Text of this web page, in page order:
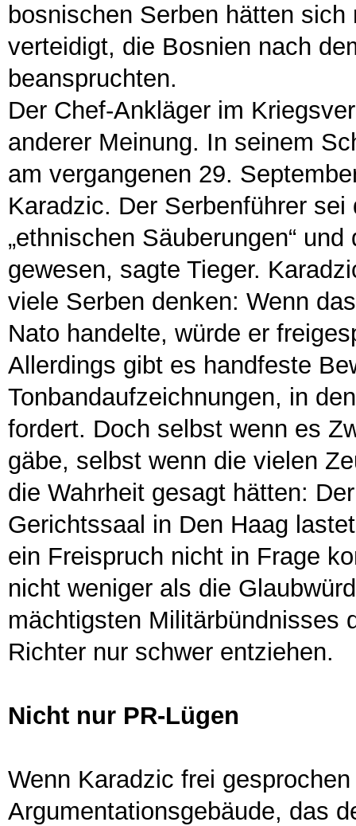
bosnischen Serben hätten
verteidigt, die Bosnien nach
beanspruchten.
Der Chef-Ankläger im
anderer Meinung. In seinem
am vergangenen 29.
Karadzic. Der Serbenführer sei
„ethnischen Säuberungen“
gewesen, sagte Tieger.
viele Serben denken: Wenn
Nato handelte, würde er
Allerdings gibt es handfeste
Tonbandaufzeichnungen, in
fordert. Doch selbst wenn es
gäbe, selbst wenn die vielen
die Wahrheit gesagt hätten:
Gerichtssaal in Den Haag
ein Freispruch nicht in Frage
nicht weniger als die
mächtigsten Militärbündnisses
Richter nur schwer entziehen.
Nicht nur PR-Lügen
Wenn Karadzic frei
Argumentationsgebäude, das